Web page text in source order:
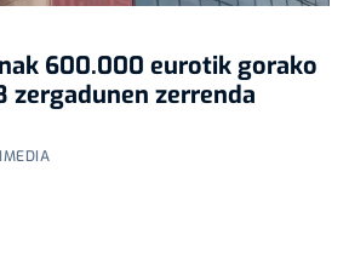
600.000 eurotik gorako
zergadunen zerrenda